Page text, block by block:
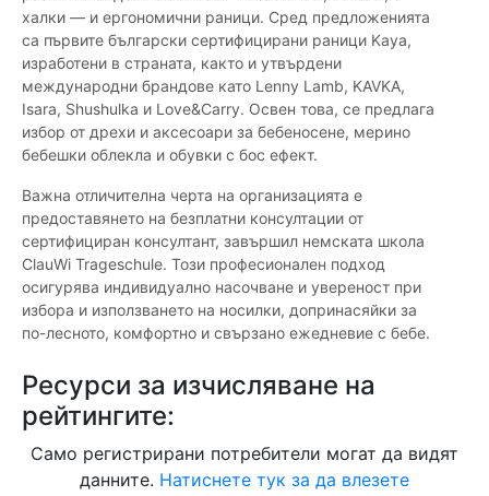
халки — и ергономични раници. Сред предложенията
са първите български сертифицирани раници Kaya,
изработени в страната, както и утвърдени
международни брандове като Lenny Lamb, KAVKA,
Isara, Shushulka и Love&Carry. Освен това, се предлага
избор от дрехи и аксесоари за бебеносене, мерино
бебешки облекла и обувки с бос ефект.
Важна отличителна черта на организацията е
предоставянето на безплатни консултации от
сертифициран консултант, завършил немската школа
ClauWi Trageschule. Този професионален подход
осигурява индивидуално насочване и увереност при
избора и използването на носилки, допринасяйки за
по-лесното, комфортно и свързано ежедневие с бебе.
Ресурси за изчисляване на
рейтингите:
Само регистрирани потребители могат да видят
данните. Натиснете тук за да влезете